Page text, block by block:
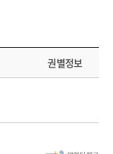
권별정보